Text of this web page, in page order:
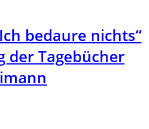
bedaure nichts“
der Tagebücher